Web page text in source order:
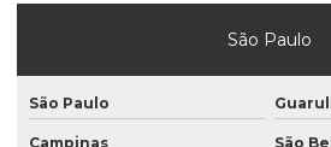
Fornecedor de saco valvulado
Lacres termoencolhivel de pvc
Mão de obra de saco valvulado
São Paulo
São Paulo
Campinas São